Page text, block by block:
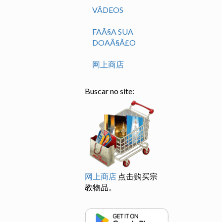
VÃ­DEOS
FAÃ§A SUA
DOAÃ§Ã£O
网上商店
Buscar no site:
网上商店 点击购买宗
教物品。